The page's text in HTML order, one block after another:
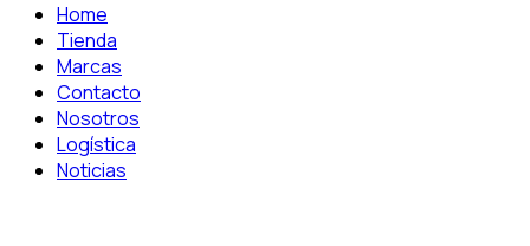
Home
Tienda
Marcas
Contacto
Nosotros
Logística
Noticias